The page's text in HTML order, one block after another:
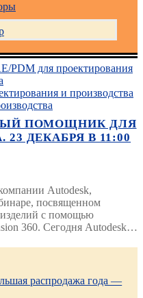
PDM для проектирования
и производства
ПОМОЩНИК ДЛЯ
ДЕКАБРЯ В 11:00
Autodesk,
посвященном
с помощью
360. Сегодня Autodesk…
распродажа года —